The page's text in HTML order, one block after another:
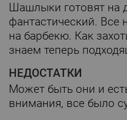
Шашлыки готовят на
фантастический. Все
на барбекю. Как
знаем теперь
НЕДОСТАТКИ
Может быть они и
внимания, все было